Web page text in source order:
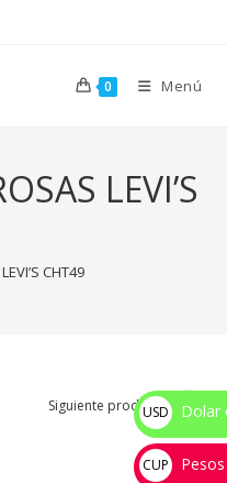
0 Menú
LEVI’S
CHT49
Siguiente producto
USD
$
Dolar
CUP
Pesos